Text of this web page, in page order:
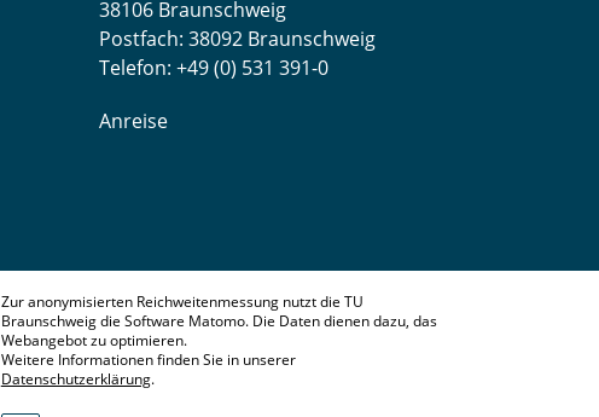
38106 Braunschweig
Postfach: 38092 Braunschweig
Telefon: +49 (0) 531 391-0
Anreise
Zur anonymisierten Reichweitenmessung nutzt die TU
Braunschweig die Software Matomo. Die Daten dienen dazu, das
Webangebot zu optimieren.
Weitere Informationen finden Sie in unserer
Datenschutzerklärung.